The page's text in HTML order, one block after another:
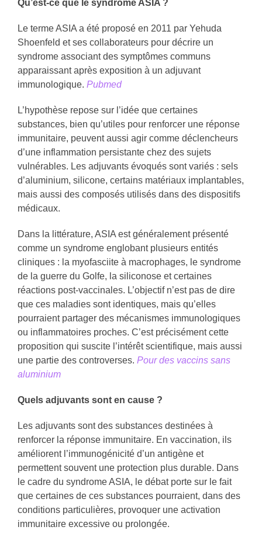
Qu’est-ce que le syndrome ASIA ?
Le terme ASIA a été proposé en 2011 par Yehuda
Shoenfeld et ses collaborateurs pour décrire un
syndrome associant des symptômes communs
apparaissant après exposition à un adjuvant
immunologique. Pubmed
L’hypothèse repose sur l’idée que certaines
substances, bien qu’utiles pour renforcer une réponse
immunitaire, peuvent aussi agir comme déclencheurs
d’une inflammation persistante chez des sujets
vulnérables. Les adjuvants évoqués sont variés : sels
d’aluminium, silicone, certains matériaux implantables,
mais aussi des composés utilisés dans des dispositifs
médicaux.
Dans la littérature, ASIA est généralement présenté
comme un syndrome englobant plusieurs entités
cliniques : la myofasciite à macrophages, le syndrome
de la guerre du Golfe, la siliconose et certaines
réactions post-vaccinales. L’objectif n’est pas de dire
que ces maladies sont identiques, mais qu’elles
pourraient partager des mécanismes immunologiques
ou inflammatoires proches. C’est précisément cette
proposition qui suscite l’intérêt scientifique, mais aussi
une partie des controverses. Pour des vaccins sans
aluminium
Quels adjuvants sont en cause ?
Les adjuvants sont des substances destinées à
renforcer la réponse immunitaire. En vaccination, ils
améliorent l’immunogénicité d’un antigène et
permettent souvent une protection plus durable. Dans
le cadre du syndrome ASIA, le débat porte sur le fait
que certaines de ces substances pourraient, dans des
conditions particulières, provoquer une activation
immunitaire excessive ou prolongée.